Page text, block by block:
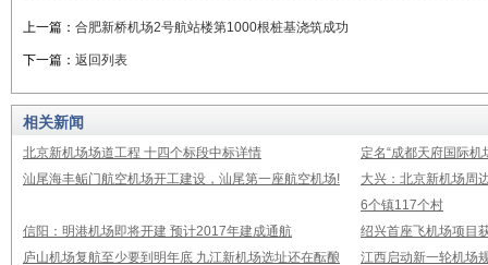
上一篇： 合肥新桥机场2号航站楼第1000根桩基浇筑成功
下一篇： 返回列表
相关新闻
北京新机场场道工程 十四个标段中标详情
定名“成都天府国际
汕尾海丰鲘门航空机场开工建设，汕尾第一座航空机场!
大兴：北京新机场周
6个镇117个村
信阳：明港机场即将开建 预计2017年建成通航
绍兴首座飞机场项目
庐山机场复航至少要到明年底 九江新机场选址还在酝酿
江西启动新一轮机场